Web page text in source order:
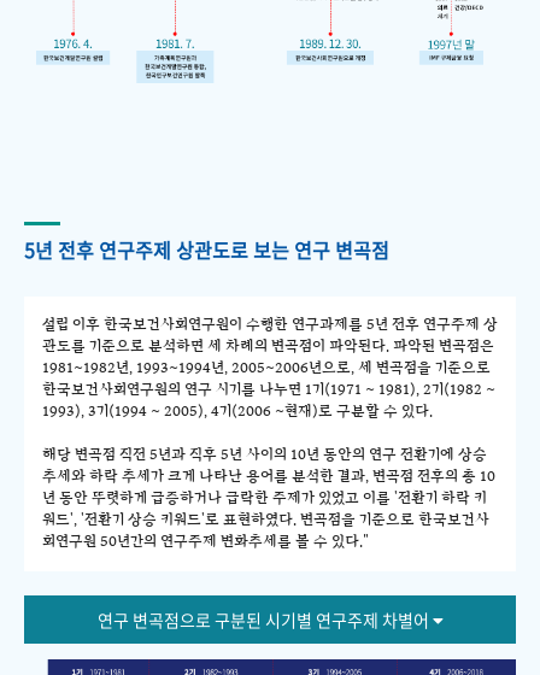
5년 전후 연구주제 상관도로 보는 연구 변곡점
설립 이후 한국보건사회연구원이 수행한 연구과제를 5년 전후 연구주제 상
관도를 기준으로 분석하면 세 차례의 변곡점이 파악된다. 파악된 변곡점은
1981~1982년, 1993~1994년, 2005~2006년으로, 세 변곡점을 기준으로
한국보건사회연구원의 연구 시기를 나누면 1기(1971 ~ 1981), 2기(1982 ~
1993), 3기(1994 ~ 2005), 4기(2006 ~현재)로 구분할 수 있다.
해당 변곡점 직전 5년과 직후 5년 사이의 10년 동안의 연구 전환기에 상승
추세와 하락 추세가 크게 나타난 용어를 분석한 결과, 변곡점 전후의 총 10
년 동안 뚜렷하게 급증하거나 급락한 주제가 있었고 이를 '전환기 하락 키
워드', '전환기 상승 키워드'로 표현하였다. 변곡점을 기준으로 한국보건사
회연구원 50년간의 연구주제 변화추세를 볼 수 있다."
연구 변곡점으로 구분된 시기별 연구주제 차별어